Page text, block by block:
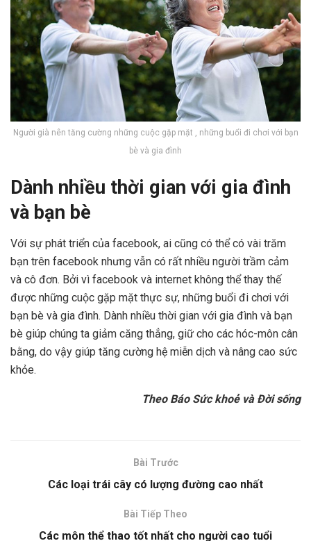
Người già nên tăng cường những cuộc gặp mặt , những buổi đi chơi với bạn
bè và gia đình
Dành nhiều thời gian với gia đình
và bạn bè
Với sự phát triển của facebook, ai cũng có thể có vài trăm
bạn trên facebook nhưng vẫn có rất nhiều người trầm cảm
và cô đơn. Bởi vì facebook và internet không thể thay thế
được những cuộc gặp mặt thực sự, những buổi đi chơi với
bạn bè và gia đình. Dành nhiều thời gian với gia đình và bạn
bè giúp chúng ta giảm căng thẳng, giữ cho các hóc-môn cân
bằng, do vậy giúp tăng cường hệ miễn dịch và nâng cao sức
khỏe.
Theo Báo Sức khoẻ và Đời sống
Bài Trước
Các loại trái cây có lượng đường cao nhất
Bài Tiếp Theo
Các môn thể thao tốt nhất cho người cao tuổi